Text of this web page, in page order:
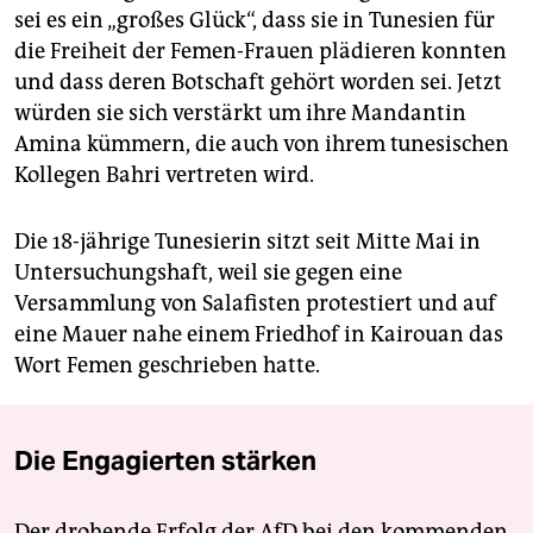
sei es ein „großes Glück“, dass sie in Tunesien für
die Freiheit der Femen-Frauen plädieren konnten
und dass deren Botschaft gehört worden sei. Jetzt
würden sie sich verstärkt um ihre Mandantin
Amina kümmern, die auch von ihrem tunesischen
Kollegen Bahri vertreten wird.
Die 18-jährige Tunesierin sitzt seit Mitte Mai in
Untersuchungshaft, weil sie gegen eine
Versammlung von Salafisten protestiert und auf
eine Mauer nahe einem Friedhof in Kairouan das
Wort Femen geschrieben hatte.
Die Engagierten stärken